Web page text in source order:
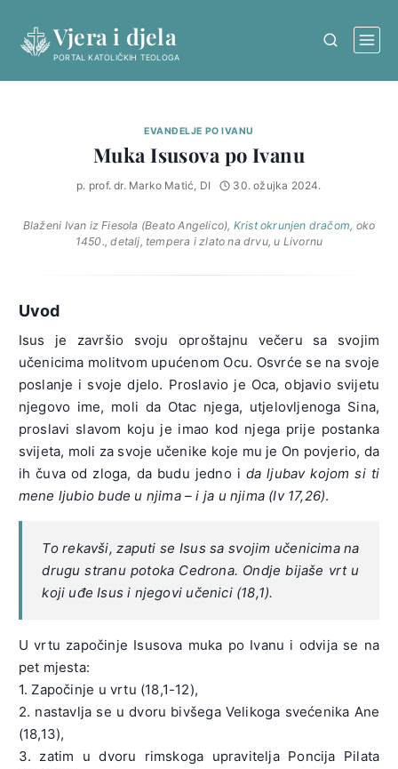
content
Vjera i djela
PORTAL KATOLIČKIH TEOLOGA
EVANĐELJE PO IVANU
Muka Isusova po Ivanu
p. prof. dr. Marko Matić, DI 30. ožujka 2024.
Blaženi Ivan iz Fiesola (Beato Angelico), Krist okrunjen dračom, oko
1450., detalj, tempera i zlato na drvu, u Livornu
Uvod
Isus je završio svoju oproštajnu večeru sa svojim
učenicima molitvom upućenom Ocu. Osvrće se na svoje
poslanje i svoje djelo. Proslavio je Oca, objavio svijetu
njegovo ime, moli da Otac njega, utjelovljenoga Sina,
proslavi slavom koju je imao kod njega prije postanka
svijeta, moli za svoje učenike koje mu je On povjerio, da
ih čuva od zloga, da budu jedno i da ljubav kojom si ti
mene ljubio bude u njima – i ja u njima (Iv 17,26).
To rekavši, zaputi se Isus sa svojim učenicima na
drugu stranu potoka Cedrona. Ondje bijaše vrt u
koji uđe Isus i njegovi učenici (18,1).
U vrtu započinje Isusova muka po Ivanu i odvija se na
pet mjesta:
1. Započinje u vrtu (18,1-12),
2. nastavlja se u dvoru bivšega Velikoga svećenika Ane
(18,13),
3. zatim u dvoru rimskoga upravitelja Poncija Pilata